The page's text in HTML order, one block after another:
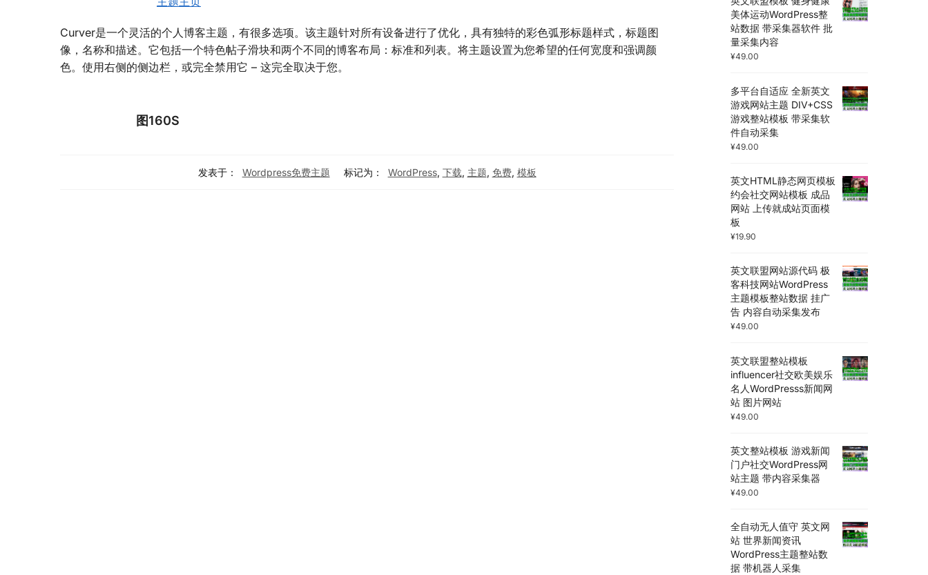
Curver是一个灵活的个人博客主题，有很多选项。该主题针对所有设备进行了优化，具有独特的彩色弧形标题样式，标题图
像，名称和描述。它包括一个特色帖子滑块和两个不同的博客布局：标准和列表。将主题设置为您希望的任何宽度和强调颜
色。使用右侧的侧边栏，或完全禁用它 – 这完全取决于您。
图160S
发表于： Wordpress免费主题 标记为： WordPress, 下载, 主题, 免费, 模板
美体运动WordPress整
站数据 带采集器软件 批
量采集内容
¥49.00
多平台自适应 全新英文
游戏网站主题 DIV+CSS
游戏整站模板 带采集软
件自动采集
¥49.00
英文HTML静态网页模板
约会社交网站模板 成品
网站 上传就成站页面模
板
¥19.90
英文联盟网站源代码 极
客科技网站WordPress
主题模板整站数据 挂广
告 内容自动采集发布
¥49.00
英文联盟整站模板
influencer社交欧美娱乐
名人WordPresss新闻网
站 图片网站
¥49.00
英文整站模板 游戏新闻
门户社交WordPress网
站主题 带内容采集器
¥49.00
全自动无人值守 英文网
站 世界新闻资讯
WordPress主题整站数
据 带机器人采集